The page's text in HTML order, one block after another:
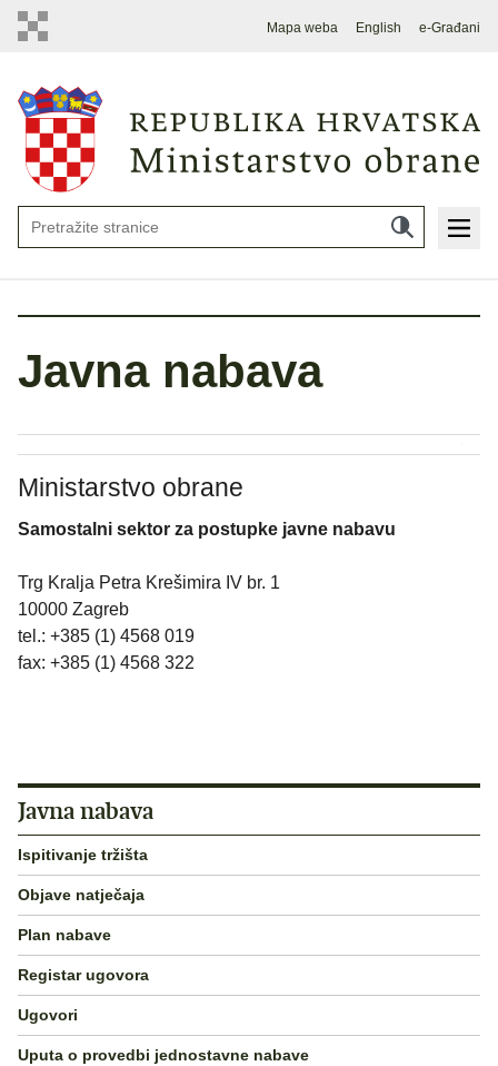
Mapa weba English e-Građani
Javna nabava
Ministarstvo obrane
Samostalni sektor za postupke javne nabavu
Trg Kralja Petra Krešimira IV br. 1
10000 Zagreb
tel.: +385 (1) 4568 019
fax: +385 (1) 4568 322
Javna nabava
Ispitivanje tržišta
Objave natječaja
Plan nabave
Registar ugovora
Ugovori
Uputa o provedbi jednostavne nabave